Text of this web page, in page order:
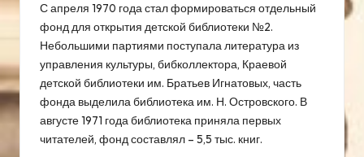
муниципальный
округ
Краснодарского
края
С апреля 1970 года стал формироваться отдельный
фонд для открытия детской библиотеки №2.
Небольшими партиями поступала литература из
управления культуры, бибколлектора, Краевой
детской библиотеки им. Братьев Игнатовых, часть
фонда выделила библиотека им. Н. Островского. В
августе 1971 года библиотека приняла первых
читателей, фонд составлял – 5,5 тыс. книг.